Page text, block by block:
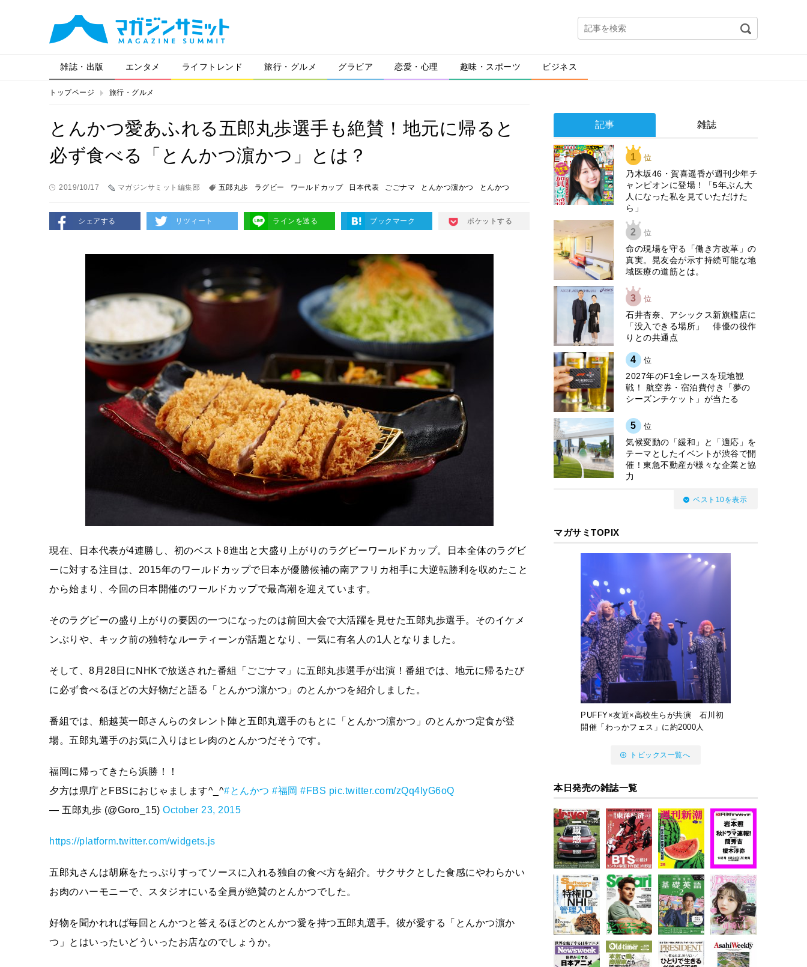
雑誌・出版 エンタメ ライフトレンド 旅行・グルメ グラビア 恋愛・心理 趣味・スポーツ ビジネス
トップページ 旅行・グルメ
とんかつ愛あふれる五郎丸歩選手も絶賛！地元に帰ると
必ず食べる「とんかつ濵かつ」とは？
2019/10/17 マガジンサミット編集部 五郎丸歩 ラグビー ワールドカップ 日本代表 ごごナマ とんかつ濵かつ とんかつ
シェアする リツィート ラインを送る ブックマーク ポケットする
現在、日本代表が4連勝し、初のベスト8進出と大盛り上がりのラグビーワールドカップ。日本全体のラグビ
ーに対する注目は、2015年のワールドカップで日本が優勝候補の南アフリカ相手に大逆転勝利を収めたこと
から始まり、今回の日本開催のワールドカップで最高潮を迎えています。
そのラグビーの盛り上がりの要因の一つになったのは前回大会で大活躍を見せた五郎丸歩選手。そのイケメ
ンぶりや、キック前の独特なルーティーンが話題となり、一気に有名人の1人となりました。
そして、8月28日にNHKで放送された番組「ごごナマ」に五郎丸歩選手が出演！番組では、地元に帰るたび
に必ず食べるほどの大好物だと語る「とんかつ濵かつ」のとんかつを紹介しました。
番組では、船越英一郎さんらのタレント陣と五郎丸選手のもとに「とんかつ濵かつ」のとんかつ定食が登
場。五郎丸選手のお気に入りはヒレ肉のとんかつだそうです。
福岡に帰ってきたら浜勝！！
夕方は県庁とFBSにおじゃまします^_^#とんかつ #福岡 #FBS pic.twitter.com/zQq4lyG6oQ
— 五郎丸歩 (@Goro_15) October 23, 2015
https://platform.twitter.com/widgets.js
五郎丸さんは胡麻をたっぷりすってソースに入れる独自の食べ方を紹介。サクサクとした食感にやわらかい
お肉のハーモニーで、スタジオにいる全員が絶賛のとんかつでした。
好物を聞かれれば毎回とんかつと答えるほどのとんかつ愛を持つ五郎丸選手。彼が愛する「とんかつ濵か
つ」とはいったいどういったお店なのでしょうか。
記事 雑誌
1 位
乃木坂46・賀喜遥香が週刊少年チ
ャンピオンに登場！「5年ぶん大
人になった私を見ていただけた
ら」
2 位
​命の現場を守る「働き方改革」の
真実。晃友会が示す持続可能な地
域医療の道筋とは。
3 位
石井杏奈、アシックス新旗艦店に
「没入できる場所」 俳優の役作
りとの共通点
4 位
2027年のF1全レースを現地観
戦！ 航空券・宿泊費付き「夢の
シーズンチケット」が当たる
5 位
気候変動の「緩和」と「適応」を
テーマとしたイベントが渋谷で開
催！東急不動産が様々な企業と協
力
ベスト10を表示
マガサミTOPIX
PUFFY×友近×高校生らが共演 石川初
開催「わっかフェス」に約2000人
トピックス一覧へ
本日発売の雑誌一覧